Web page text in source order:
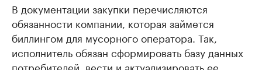
В документации закупки перечисляются
обязанности компании, которая займется
биллингом для мусорного оператора. Так,
исполнитель обязан сформировать базу данных
потребителей, вести и актуализировать ее,